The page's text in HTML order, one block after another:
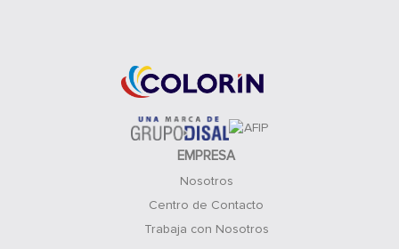
EMPRESA
Nosotros
Centro de Contacto
Trabaja con Nosotros